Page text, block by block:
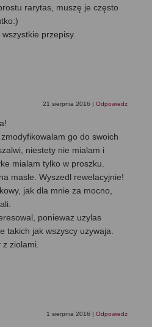
rarytas, muszę je często
przepisy.
21 sierpnia 2016 | Odpowiedz
go do swoich
niestety nie mialam i
mialam tylko w proszku.
masle. Wyszedl rewelacyjnie!
jak dla mnie za mocno,
poniewaz uzylas
takich jak wszyscy uzywaja.
ziolami.
1 sierpnia 2016 | Odpowiedz